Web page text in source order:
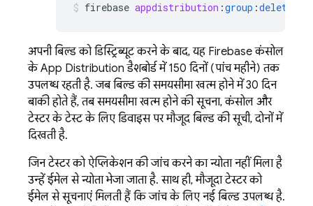
firebase appdistribution :group :delete
अपनी बिल्ड को डिस्ट्रिब्यूट करने के बाद, यह Firebaseकंसोल
केApp Distribution डैशबोर्ड में 150 दिनों (पांच महीने) तक
उपलब्ध रहती है. जब बिल्ड की समयसीमा खत्म होने में 30 दिन
बाकी होते हैं, तब समयसीमा खत्म होने की सूचना, कंसोल और
टेस्टर के टेस्ट के लिए डिवाइस पर मौजूद बिल्ड की सूची, दोनों में
दिखती है.
जिन टेस्टर को ऐप्लिकेशन की जांच करने का न्योता नहीं मिला है
उन्हें ईमेल से न्योता भेजा जाता है. साथ ही, मौजूदा टेस्टर को
ईमेल से सूचनाएं मिलती हैं कि जांच के लिए नई बिल्ड उपलब्ध है.